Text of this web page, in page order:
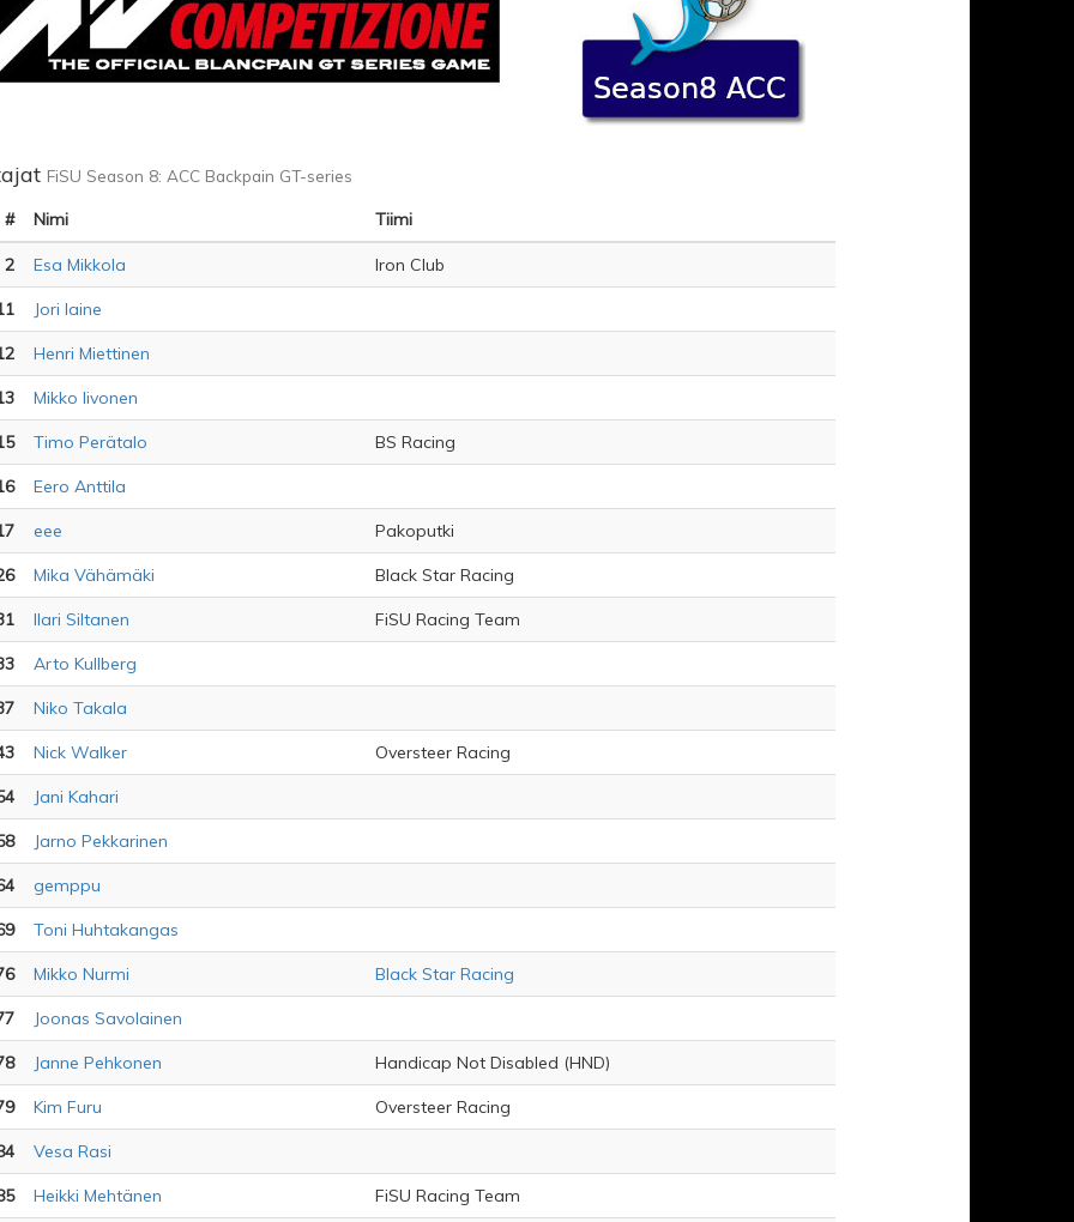
FiSU Season 8: ACC Backpain GT-series
# Nimi Tiimi
2 Esa Mikkola Iron Club
Jori laine
Henri Miettinen
Mikko Iivonen
Timo Perätalo BS Racing
Eero Anttila
eee Pakoputki
Mika Vähämäki Black Star Racing
Ilari Siltanen FiSU Racing Team
Arto Kullberg
Niko Takala
Nick Walker Oversteer Racing
Jani Kahari
Jarno Pekkarinen
gemppu
Toni Huhtakangas
Mikko Nurmi Black Star Racing
Joonas Savolainen
Janne Pehkonen Handicap Not Disabled (HND)
Kim Furu Oversteer Racing
Vesa Rasi
Heikki Mehtänen FiSU Racing Team